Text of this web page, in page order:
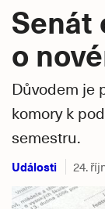
Senát
o
Důvodem je
komory k
semestru.
Události 24.